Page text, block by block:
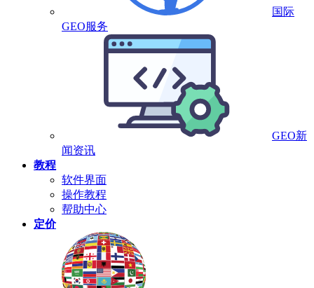
国际
GEO服务
GEO新
闻资讯
教程
软件界面
操作教程
帮助中心
定价